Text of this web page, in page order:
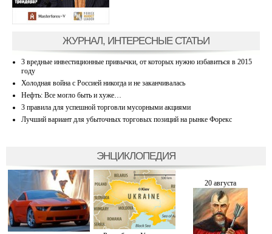
ЖУРНАЛ, ИНТЕРЕСНЫЕ СТАТЬИ
3 вредные инвестиционные привычки, от которых нужно избавиться в 2015
году
Холодная война с Россией никогда и не заканчивалась
Нефть: Все могло быть и хуже…
3 правила для успешной торговли мусорными акциями
Лучший вариант для убыточных торговых позиций на рынке Форекс
ЭНЦИКЛОПЕДИЯ
20 августа